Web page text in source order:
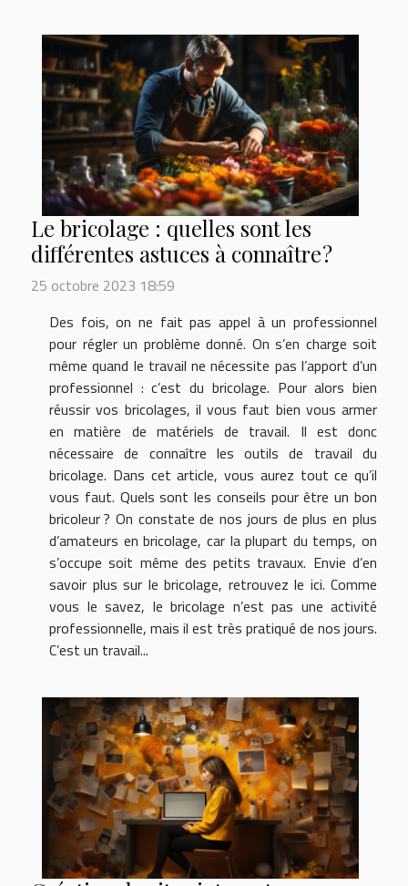
Le bricolage : quelles sont les
différentes astuces à connaître ?
25 octobre 2023 18:59
Des fois, on ne fait pas appel à un professionnel
pour régler un problème donné. On s’en charge soit
même quand le travail ne nécessite pas l’apport d’un
professionnel : c’est du bricolage. Pour alors bien
réussir vos bricolages, il vous faut bien vous armer
en matière de matériels de travail. Il est donc
nécessaire de connaître les outils de travail du
bricolage. Dans cet article, vous aurez tout ce qu’il
vous faut. Quels sont les conseils pour être un bon
bricoleur ? On constate de nos jours de plus en plus
d’amateurs en bricolage, car la plupart du temps, on
s’occupe soit même des petits travaux. Envie d’en
savoir plus sur le bricolage, retrouvez le ici. Comme
vous le savez, le bricolage n’est pas une activité
professionnelle, mais il est très pratiqué de nos jours.
C’est un travail...